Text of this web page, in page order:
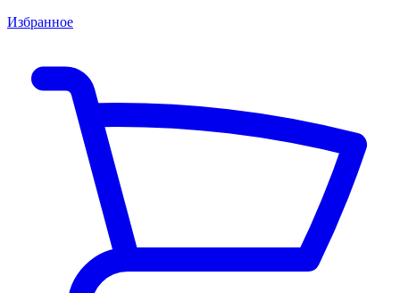
Избранное